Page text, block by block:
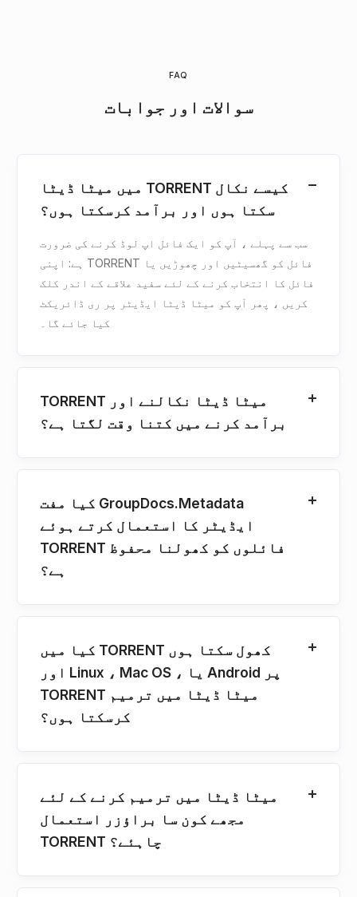
FAQ
سوالات اور جوابات
میں میٹا ڈیٹا TORRENT کیسے نکال
سکتا ہوں اور برآمد کرسکتا ہوں؟
سب سے پہلے ، آپ کو ایک فائل اپ لوڈ کرنے کی ضرورت
ہے: اپنی TORRENT فائل کو گھسیٹیں اور چھوڑیں یا
فائل کا انتخاب کرنے کے لئے سفید علاقے کے اندر کلک
کریں ، پھر آپ کو میٹا ڈیٹا ایڈیٹر پر ری ڈائریکٹ
کیا جائے گا۔
TORRENT میٹا ڈیٹا نکالنے اور
برآمد کرنے میں کتنا وقت لگتا ہے؟
کیا مفت GroupDocs.Metadata
ایڈیٹر کا استعمال کرتے ہوئے
TORRENT فائلوں کو کھولنا محفوظ
ہے؟
کیا میں TORRENT کھول سکتا ہوں
اور Linux ، Mac OS ، یا Android پر
TORRENT میٹا ڈیٹا میں ترمیم
کرسکتا ہوں؟
میٹا ڈیٹا میں ترمیم کرنے کے لئے
مجھے کون سا براؤزر استعمال
TORRENT چاہئے؟